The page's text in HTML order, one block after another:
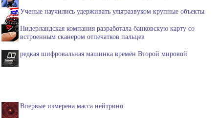
Ученые научились удерживать ультразвуком крупные объекты
Нидерландская компания разработала банковскую карту со
встроенным сканером отпечатков пальцев
редкая шифровальная машинка времён Второй мировой
Впервые измерена масса нейтрино